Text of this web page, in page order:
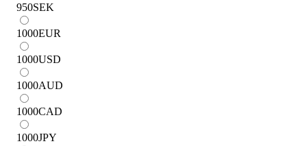
950SEK
1000EUR
1000USD
1000AUD
1000CAD
1000JPY